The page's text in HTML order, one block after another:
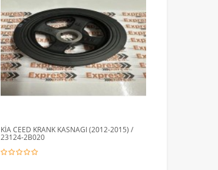
KİA CEED KRANK KASNAGI (2012-2015) /
23124-2B020